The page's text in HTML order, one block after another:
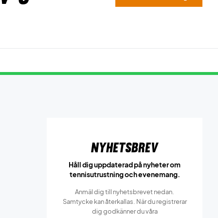
Nyhetsbrev
Håll dig uppdaterad på nyheter om
tennisutrustning och evenemang.
Anmäl dig till nyhetsbrevet nedan.
Samtycke kan återkallas. När du registrerar
dig godkänner du våra